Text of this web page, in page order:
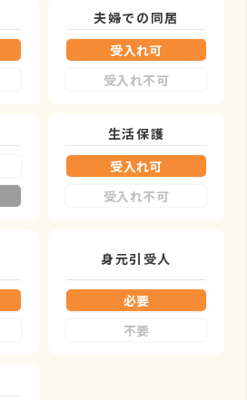
夫婦での同居
受入れ可
受入れ不可
生活保護
受入れ可
受入れ不可
身元引受人
必要
不要